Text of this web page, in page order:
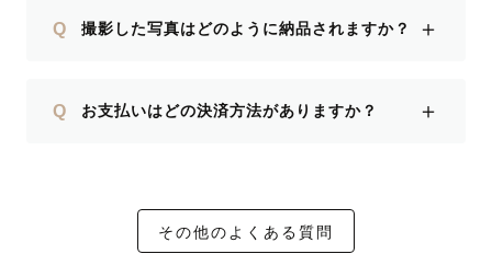
Q 撮影した写真はどのように納品されますか？ ＋
Q お支払いはどの決済方法がありますか？ ＋
その他のよくある質問